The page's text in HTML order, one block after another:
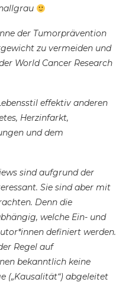
der Tumorprävention
zu vermeiden und
World Cancer Research
effektiv anderen
Herzinfarkt,
und dem
sind aufgrund der
Sie sind aber mit
Denn die
welche Ein- und
definiert werden.
Regel auf
bekanntlich keine
(„Kausalität“) abgeleitet